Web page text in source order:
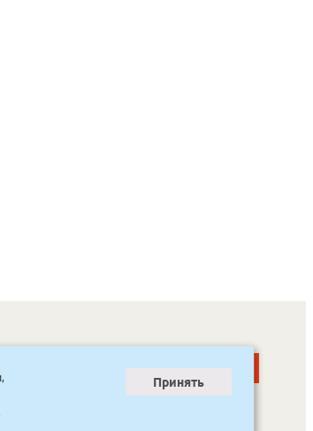
ул. Красильникова, 8, строение 3
Принять